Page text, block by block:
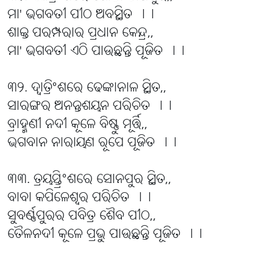
ମା' ଭଗବତୀ ପୀଠ ଅବସ୍ଥିତ ।।
ଶାକ୍ତ ପରମ୍ପରାର ପ୍ରଧାନ କେନ୍ଦ୍ର,,
ମା' ଭଗବତୀ ଏଠି ପାଉଛନ୍ତି ପୂଜିତ ।।
୩୨. ଦ୍ୱାତ୍ରିଂଶରେ ଢେଙ୍କାନାଳ ସ୍ଥିତ,,
ସାରଙ୍ଗର ଅନନ୍ତଶୟନ ପରିଚିତ ।।
ବ୍ରାହ୍ମଣୀ ନଦୀ କୂଳେ ବିଷ୍ଣୁ ମୂର୍ତ୍ତି,,
ଭଗବାନ ନାରାୟଣ ରୂପେ ପୂଜିତ ।।
୩୩. ତ୍ରୟସ୍ତ୍ରିଂଶରେ ସୋନପୁର ସ୍ଥିତ,,
ବାବା କପିଳେଶ୍ୱର ପରିଚିତ ।।
ସୁବର୍ଣ୍ଣପୁରର ପବିତ୍ର ଶୈବ ପୀଠ,,
ତୈଳନଦୀ କୂଳେ ପ୍ରଭୁ ପାଉଛନ୍ତି ପୂଜିତ ।।